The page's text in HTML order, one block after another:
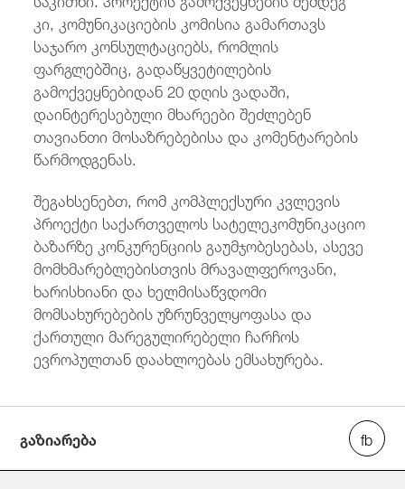
კი, კომუნიკაციების კომისია გამართავს
საჯარო კონსულტაციებს, რომლის
ფარგლებშიც, გადაწყვეტილების
გამოქვეყნებიდან 20 დღის ვადაში,
დაინტერესებული მხარეები შეძლებენ
თავიანთი მოსაზრებებისა და კომენტარების
წარმოდგენას.
შეგახსენებთ, რომ კომპლექსური კვლევის
პროექტი საქართველოს სატელეკომუნიკაციო
ბაზარზე კონკურენციის გაუმჯობესებას, ასევე
მომხმარებლებისთვის მრავალფეროვანი,
ხარისხიანი და ხელმისაწვდომი
მომსახურებების უზრუნველყოფასა და
ქართული მარეგულირებელი ჩარჩოს
ევროპულთან დაახლოებას ემსახურება.
გაზიარება